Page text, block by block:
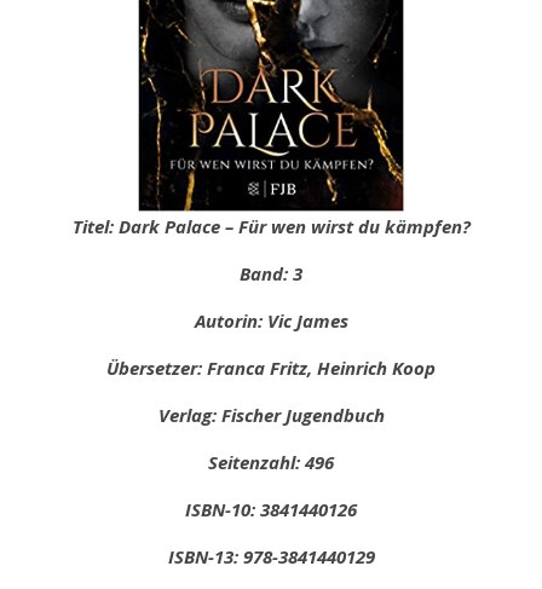
Titel: Dark Palace – Für wen wirst du kämpfen?
Band: 3
Autorin: Vic James
Übersetzer: Franca Fritz, Heinrich Koop
Verlag: Fischer Jugendbuch
Seitenzahl: 496
ISBN-10: 3841440126
ISBN-13: 978-3841440129